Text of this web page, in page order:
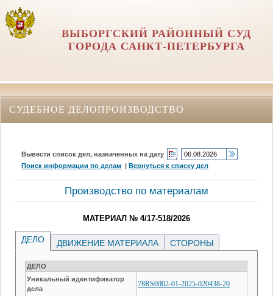
ВЫБОРГСКИЙ РАЙОННЫЙ СУД
ГОРОДА САНКТ-ПЕТЕРБУРГА
СУДЕБНОЕ ДЕЛОПРОИЗВОДСТВО
Вывести список дел, назначенных на дату
Поиск информации по делам |Вернуться к списку дел
Производство по материалам
МАТЕРИАЛ № 4/17-518/2026
ДЕЛО ДВИЖЕНИЕ МАТЕРИАЛА СТОРОНЫ
ДЕЛО
Уникальный идентификатор
дела
78RS0002-01-2025-020438-20